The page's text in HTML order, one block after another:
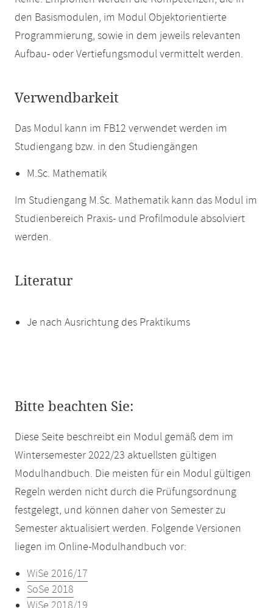
den Basismodulen, im Modul Objektorientierte
Programmierung, sowie in dem jeweils relevanten
Aufbau- oder Vertiefungsmodul vermittelt werden.
Verwendbarkeit
Das Modul kann im FB12 verwendet werden im
Studiengang bzw. in den Studiengängen
M.Sc. Mathematik
Im Studiengang M.Sc. Mathematik kann das Modul im
Studienbereich Praxis- und Profilmodule absolviert
werden.
Literatur
Je nach Ausrichtung des Praktikums
Bitte beachten Sie:
Diese Seite beschreibt ein Modul gemäß dem im
Wintersemester 2022/23 aktuellsten gültigen
Modulhandbuch. Die meisten für ein Modul gültigen
Regeln werden nicht durch die Prüfungsordnung
festgelegt, und können daher von Semester zu
Semester aktualisiert werden. Folgende Versionen
liegen im Online-Modulhandbuch vor:
WiSe 2016/17
SoSe 2018